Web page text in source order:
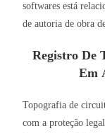
softwares está
de autoria de obra
Registro De
Em
Topografia de
com a proteção